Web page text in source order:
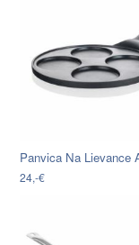
24,-€